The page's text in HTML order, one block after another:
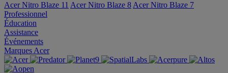
Acer Nitro Blaze 11 Acer Nitro Blaze 8 Acer Nitro Blaze 7
Professionnel
Éducation
Assistance
Événements
Marques Acer